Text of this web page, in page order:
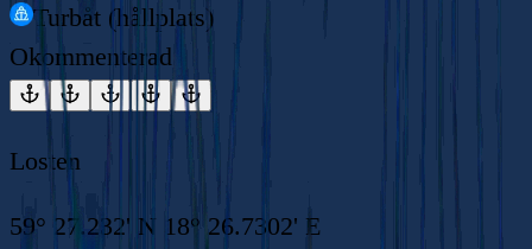
Turbåt (hållplats)
Okommenterad
Losten
59° 27.232' N 18° 26.7302' E